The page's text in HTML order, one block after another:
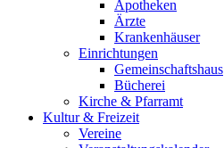
Apotheken
Ärzte
Krankenhäuser
Einrichtungen
Gemeinschaftshaus
Bücherei
Kirche & Pfarramt
Kultur & Freizeit
Vereine